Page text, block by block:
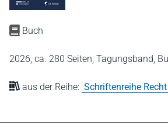
Buch
2026, ca. 280 Seiten, Tagungsband,
aus der Reihe: Schriftenreihe